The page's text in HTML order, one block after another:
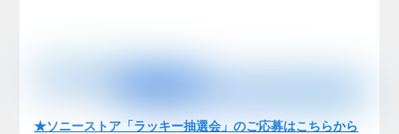
★ソニーストア「ラッキー抽選会」のご応募はこちらから